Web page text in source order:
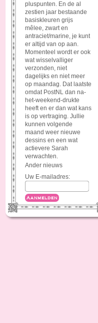
pluspunten. En de al
zestien jaar bestaande
basiskleuren grijs
mêlee, zwart en
antraciet/marine, je kunt
er altijd van op aan.
Momenteel wordt er ook
wat wisselvalliger
verzonden, niet
dagelijks en niet meer
op maandag. Dat laatste
omdat PostNL dan na-
het-weekend-drukte
heeft en er dan wat kans
is op vertraging. Jullie
kunnen volgende
maand weer nieuwe
dessins en een wat
actievere Sarah
verwachten.
Ander nieuws
Uw E-mailadres:
Aanmelden